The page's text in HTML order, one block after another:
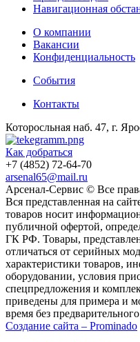
Навигационная
О компании
Вакансии
Конфиденциальность
События
Контакты
Которосльная наб. 47, г.
Как добраться
+7 (4852) 72-64-70
arsenal65@mail.ru
Aрсенал-Сервис © Все
Вся представленная на
товаров носит
публичной офертой,
ГК РФ. Товары,
отличаться от серийных
характеристики товаров,
оборудовании, условия
спецпредложения и
приведены для примера и
время без
Создание сайта – Prominado